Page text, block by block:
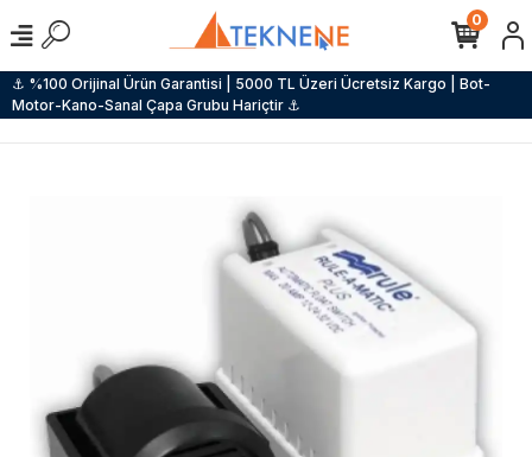
⚓ %100 Orijinal Ürün Garantisi | 5000 TL Üzeri Ücretsiz Kargo | Bot-
Motor-Kano-Sanal Çapa Grubu Hariçtir ⚓
0